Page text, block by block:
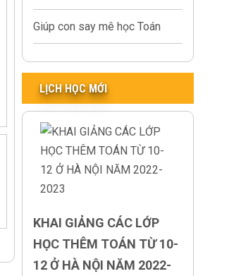
Giúp con say mê học Toán
LỊCH HỌC MỚI
KHAI GIẢNG CÁC LỚP
HỌC THÊM TOÁN TỪ 10-
12 Ở HÀ NỘI NĂM 2022-